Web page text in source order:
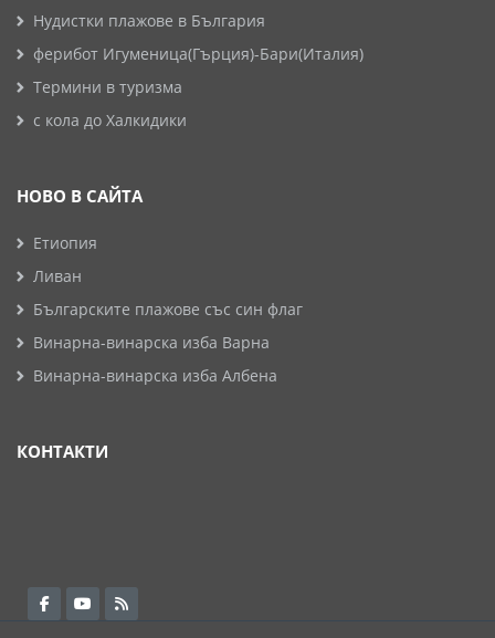
Нудистки плажове в България
ферибот Игуменица(Гърция)-Бари(Италия)
Термини в туризма
с кола до Халкидики
НОВО В САЙТА
Етиопия
Ливан
Българските плажове със син флаг
Винарна-винарска изба Варна
Винарна-винарска изба Албена
КОНТАКТИ